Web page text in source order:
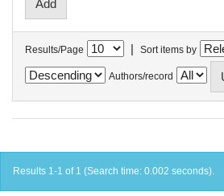
Results/Page | Sort items by
Authors/record
Results 1-1 of 1 (Search time: 0.002 seconds).